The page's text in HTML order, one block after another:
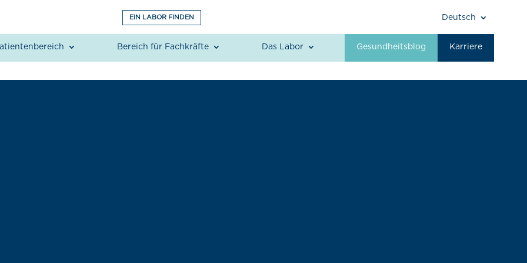
EIN LABOR FINDEN Deutsch
Bereich für Fachkräfte Das Labor Gesundheitsblog Karriere